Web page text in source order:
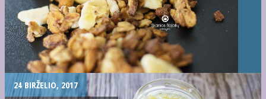
24 BIRŽELIO, 2017